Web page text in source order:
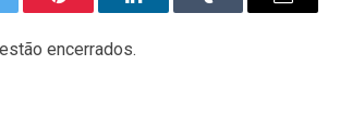
Pinterest LinkedInTumblr
E-
encerrados.